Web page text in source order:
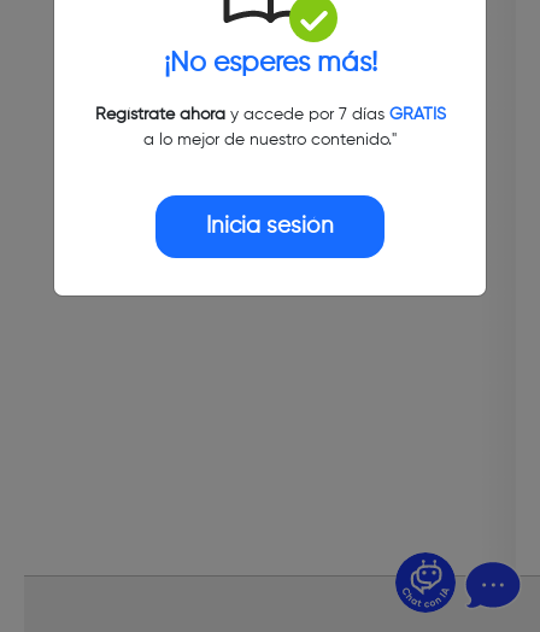
¡No esperes más!
Regístrate ahoray accede por 7 días GRATIS
a lo mejor de nuestro contenido."
Inicia sesión